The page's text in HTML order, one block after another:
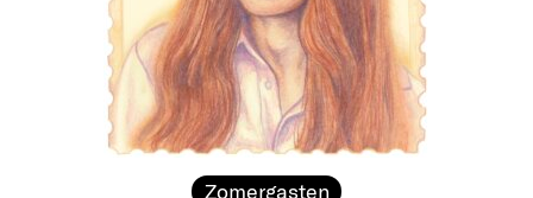
Zomergasten